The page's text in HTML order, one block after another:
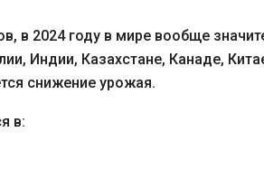
в 2024 году в мире вообще
Индии, Казахстане, Канаде,
снижение урожая.
в: